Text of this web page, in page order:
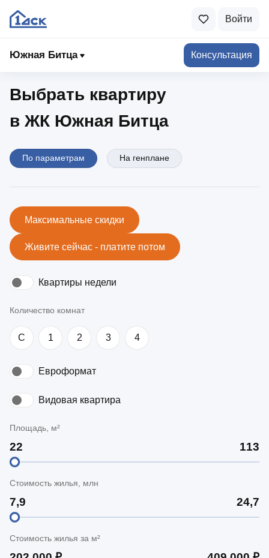
Войти
Южная Битца Консультация
Южная Битца
Выбрать квартиру
в ЖК Южная Битца
По параметрам На генплане
Максимальные скидки
Живите сейчас - платите потом
Квартиры недели
Количество комнат
C 1 2 3 4
Евроформат
Видовая квартира
Площадь, м²
Стоимость жилья, млн
Стоимость жилья за м²